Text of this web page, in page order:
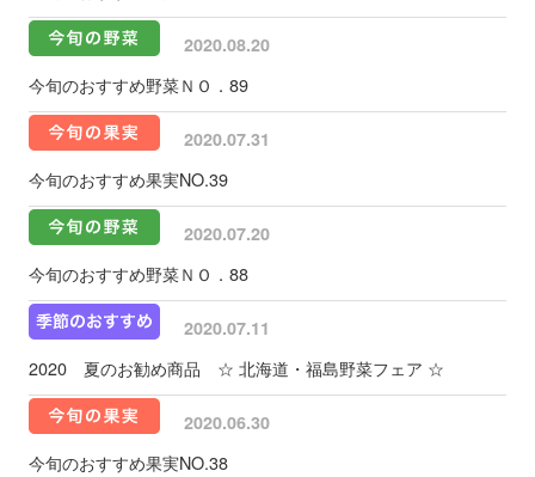
2020.08.20
今旬のおすすめ野菜ＮＯ．89
2020.07.31
今旬のおすすめ果実NO.39
2020.07.20
今旬のおすすめ野菜ＮＯ．88
2020.07.11
2020 夏のお勧め商品 ☆ 北海道・福島野菜フェア ☆
2020.06.30
今旬のおすすめ果実NO.38